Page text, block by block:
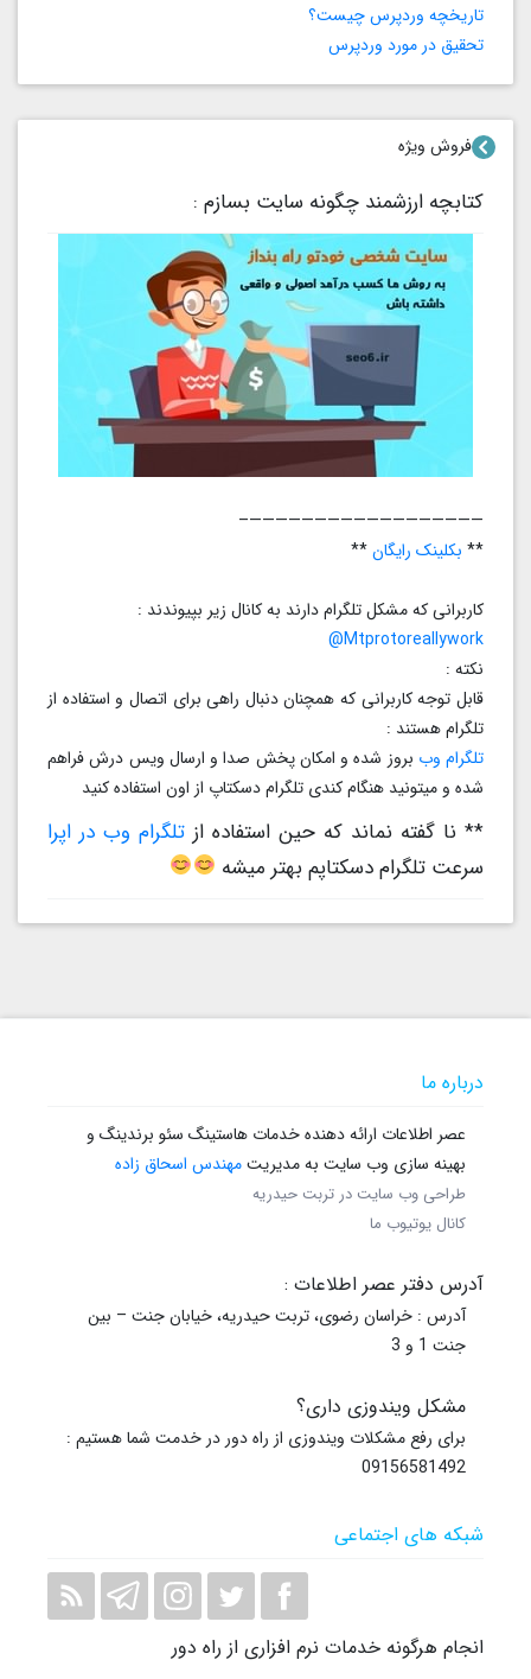
تاریخچه وردپرس چیست؟
تحقیق در مورد وردپرس
فروش ویژه
کتابچه ارزشمند چگونه سایت بسازم :
——————————————————–
**بکلینک رایگان**
کاربرانی که مشکل تلگرام دارند به کانال زیر بپیوندند :
Mtprotoreallywork@
نکته :
قابل توجه کاربرانی که همچنان دنبال راهی برای اتصال و استفاده از
تلگرام هستند :
تلگرام وببروز شده و امکان پخش صدا و ارسال ویس درش فراهم
شده و میتونید هنگام کندی تلگرام دسکتاپ از اون استفاده کنید
** نا گفته نماند که حین استفاده از تلگرام وب در اپرا
سرعت تلگرام دسکتاپم بهتر میشه
درباره ما
عصر اطلاعات ارائه دهنده خدمات هاستینگ سئو برندینگ و
بهینه سازی وب سایت به مدیریتمهندس اسحاق زاده
طراحی وب سایت در تربت حیدریه
کانال یوتیوب ما
آدرس دفتر عصر اطلاعات :
آدرس : خراسان رضوی، تربت حیدریه، خیابان جنت – بین
جنت 1 و 3
مشکل ویندوزی داری؟
برای رفع مشکلات ویندوزی از راه دور در خدمت شما هستیم :
09156581492
شبکه های اجتماعی
انجام هرگونه خدمات نرم افزاری از راه دور